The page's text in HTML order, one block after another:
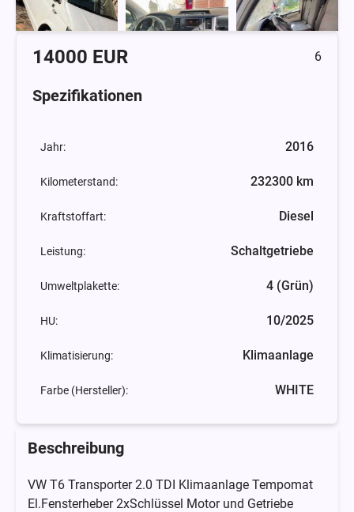
14000 EUR 6
Spezifikationen
Jahr: 2016
Kilometerstand: 232300 km
Kraftstoffart: Diesel
Leistung: Schaltgetriebe
Umweltplakette: 4 (Grün)
HU: 10/2025
Klimatisierung: Klimaanlage
Farbe (Hersteller): WHITE
Beschreibung
VW T6 Transporter 2.0 TDI Klimaanlage Tempomat
El.Fensterheber 2xSchlüssel Motor und Getriebe